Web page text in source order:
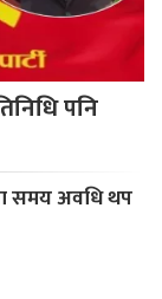
पनि
समय अवधि थप